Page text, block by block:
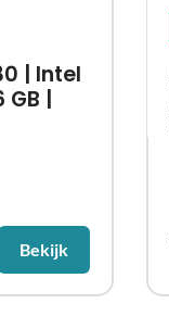
| Intel
GB |
Bekijk